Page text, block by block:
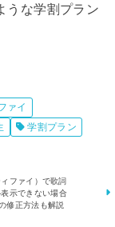
うな学割プラン
ァイ
学割プラン
ファイ）で歌詞
示できない場合
修正方法も解説